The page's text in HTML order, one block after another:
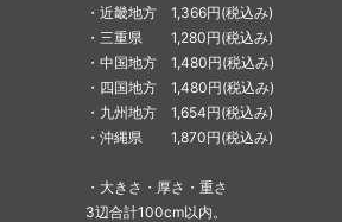
・近畿地方 1,366円(税込み)
・三重県 1,280円(税込み)
・中国地方 1,480円(税込み)
・四国地方 1,480円(税込み)
・九州地方 1,654円(税込み)
・沖縄県 1,870円(税込み)
・大きさ・厚さ・重さ
3辺合計100cm以内。